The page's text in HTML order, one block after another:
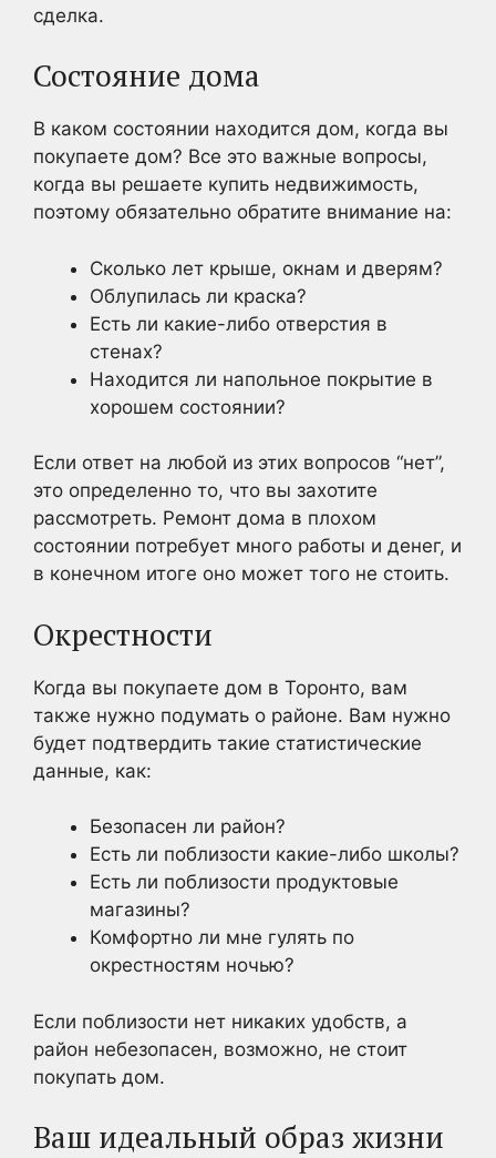
сделка.
Состояние дома
В каком состоянии находится дом, когда вы
покупаете дом? Все это важные вопросы,
когда вы решаете купить недвижимость,
поэтому обязательно обратите внимание на:
Сколько лет крыше, окнам и дверям?
Облупилась ли краска?
Есть ли какие-либо отверстия в
стенах?
Находится ли напольное покрытие в
хорошем состоянии?
Если ответ на любой из этих вопросов “нет”,
это определенно то, что вы захотите
рассмотреть. Ремонт дома в плохом
состоянии потребует много работы и денег, и
в конечном итоге оно может того не стоить.
Окрестности
Когда вы покупаете дом в Торонто, вам
также нужно подумать о районе. Вам нужно
будет подтвердить такие статистические
данные, как:
Безопасен ли район?
Есть ли поблизости какие-либо школы?
Есть ли поблизости продуктовые
магазины?
Комфортно ли мне гулять по
окрестностям ночью?
Если поблизости нет никаких удобств, а
район небезопасен, возможно, не стоит
покупать дом.
Ваш идеальный образ жизни